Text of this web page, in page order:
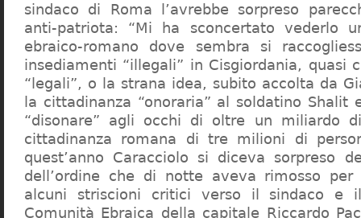
sindaco di Roma l’avrebbe sorpreso
anti-patriota: “Mi ha sconcertato vederlo
ebraico-romano dove sembra si
insediamenti “illegali” in Cisgiordania, quasi
“legali”, o la strana idea, subito accolta da
la cittadinanza “onoraria” al soldatino Shalit
“disonare” agli occhi di oltre un miliardo
cittadinanza romana di tre milioni di
quest’anno Caracciolo si diceva sorpreso
dell’ordine che di notte aveva rimosso
alcuni striscioni critici verso il sindaco e
Comunità Ebraica della capitale Riccardo